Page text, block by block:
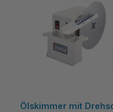
Ölskimmer mit